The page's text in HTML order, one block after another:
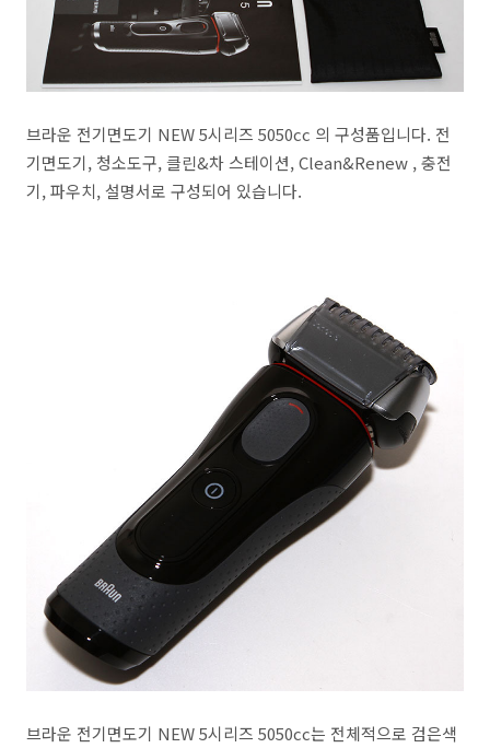
브라운 전기면도기 NEW 5시리즈 5050cc 의 구성품입니다. 전
기면도기, 청소도구, 클린&차 스테이션, Clean&Renew , 충전
기, 파우치, 설명서로 구성되어 있습니다.
브라운 전기면도기 NEW 5시리즈 5050cc는 전체적으로 검은색